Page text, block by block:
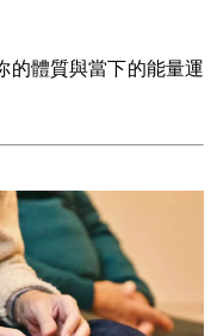
的體質與當下的能量運